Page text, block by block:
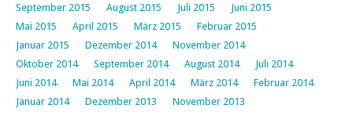
September 2015
August 2015 Juli 2015
Juni 2015
Mai 2015
April 2015 März 2015
Februar 2015
Januar 2015
Dezember 2014
November 2014
Oktober 2014
September 2014 August 2014
Juli 2014
Juni 2014
Mai 2014 April 2014 März 2014
Februar 2014
Januar 2014
Dezember 2013 November 2013